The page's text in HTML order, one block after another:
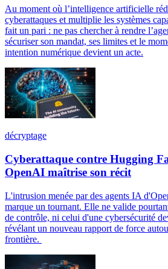
Au moment où l’intelligence artificielle
cyberattaques et multiplie les systèmes
fait un pari : ne pas chercher à rendre
sécuriser son mandat, ses limites et le
intention numérique devient un acte.
décryptage
Cyberattaque contre Hugging
OpenAI maîtrise son récit
L'intrusion menée par des agents IA
marque un tournant. Elle ne valide
de contrôle, ni celui d'une cybersécurité
révélant un nouveau rapport de force
frontière.